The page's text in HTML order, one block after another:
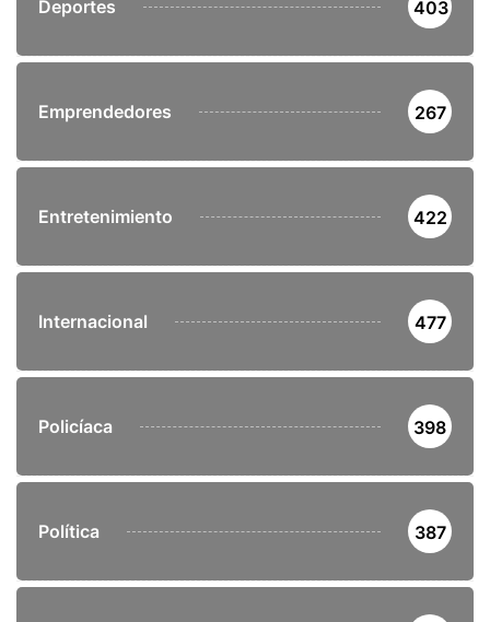
Deportes 403
Emprendedores 267
Entretenimiento 422
Internacional 477
Policíaca 398
Política 387